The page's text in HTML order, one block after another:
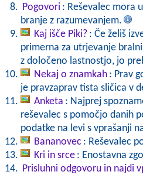
Pogovori : Reševalec mora
branje z razumevanjem.
Kaj išče Piki? : Če želiš
primerna za utrjevanje
z določeno lastnostjo, jo
Nekaj o znamkah : Prav
je pravzaprav tista sličica v
Anketa : Najprej
reševalec s pomočjo danih
podatke na levi s vprašanji
Bananovec : Reševalec
Kri in srce : Enostavna
Prisluhni odgovoru in najdi